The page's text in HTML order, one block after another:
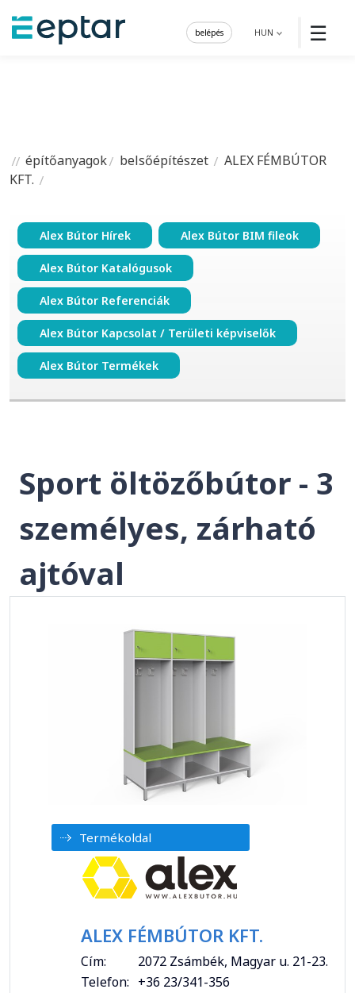
☰
HUN
belépés
építőanyagok belsőépítészet
ALEX FÉMBÚTOR
KFT.
Alex Bútor Hírek Alex Bútor BIM fileok
Alex Bútor Katalógusok
Alex Bútor Referenciák
Alex Bútor Kapcsolat / Területi képviselők
Alex Bútor Termékek
Sport öltözőbútor - 3
személyes, zárható
ajtóval
Termékoldal
ALEX FÉMBÚTOR KFT.
Cím:
2072 Zsámbék, Magyar u. 21-23.
Telefon: +36 23/341-356